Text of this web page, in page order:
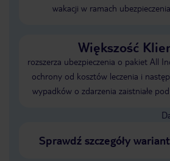
wakacji w ramach
Większość
rozszerza ubezpieczenia o pakiet All
ochrony od kosztów leczenia i
wypadków o zdarzenia zaistniałe
Sprawdź szczegóły